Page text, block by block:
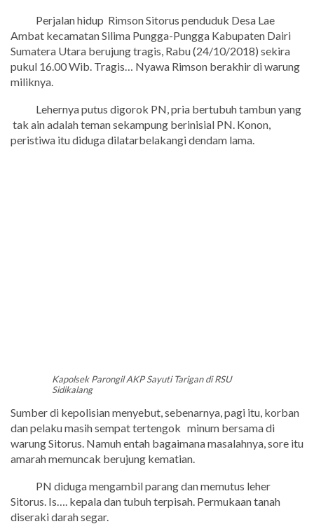
Perjalan hidup Rimson Sitorus penduduk Desa Lae
Ambat kecamatan Silima Pungga-Pungga Kabupaten Dairi
Sumatera Utara berujung tragis, Rabu (24/10/2018) sekira
pukul 16.00 Wib. Tragis… Nyawa Rimson berakhir di warung
miliknya.
Lehernya putus digorok PN, pria bertubuh tambun yang
tak ain adalah teman sekampung berinisial PN. Konon,
peristiwa itu diduga dilatarbelakangi dendam lama.
Kapolsek Parongil AKP Sayuti Tarigan di RSU
Sidikalang
Sumber di kepolisian menyebut, sebenarnya, pagi itu, korban
dan pelaku masih sempat tertengok minum bersama di
warung Sitorus. Namuh entah bagaimana masalahnya, sore itu
amarah memuncak berujung kematian.
PN diduga mengambil parang dan memutus leher
Sitorus. Is…. kepala dan tubuh terpisah. Permukaan tanah
diseraki darah segar.